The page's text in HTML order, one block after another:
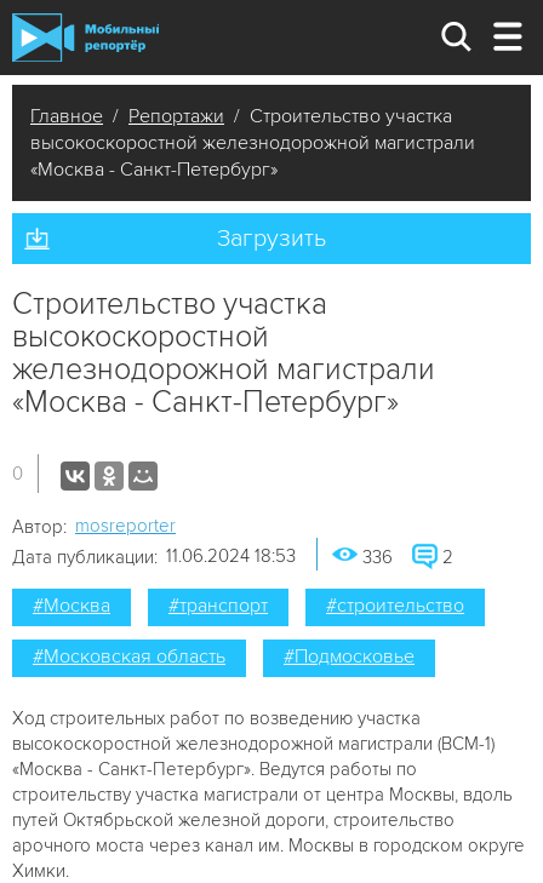
Главное / Репортажи / Строительство участка
высокоскоростной железнодорожной магистрали
«Москва - Санкт-Петербург»
Загрузить
Строительство участка
высокоскоростной
железнодорожной магистрали
«Москва - Санкт-Петербург»
0
Автор: mosreporter
Дата публикации: 11.06.2024 18:53 336 2
#Москва #транспорт #строительство
#Московская область #Подмосковье
Ход строительных работ по возведению участка
высокоскоростной железнодорожной магистрали (ВСМ-1)
«Москва - Санкт-Петербург». Ведутся работы по
строительству участка магистрали от центра Москвы, вдоль
путей Октябрьской железной дороги, строительство
арочного моста через канал им. Москвы в городском округе
Химки.